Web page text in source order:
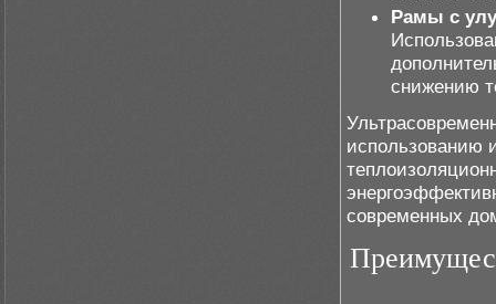
Рамы с
снижению
использованию
современных